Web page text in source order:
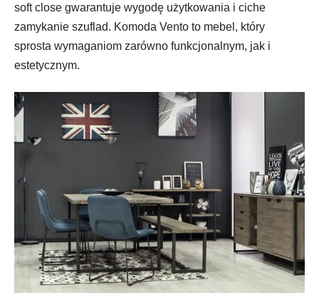
soft close gwarantuje wygodę użytkowania i ciche
zamykanie szuflad. Komoda Vento to mebel, który
sprosta wymaganiom zarówno funkcjonalnym, jak i
estetycznym.